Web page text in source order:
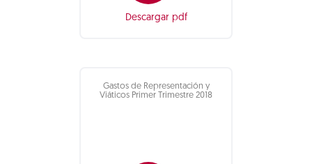
Descargar pdf
Gastos de Representación y
Viáticos Primer Trimestre 2018